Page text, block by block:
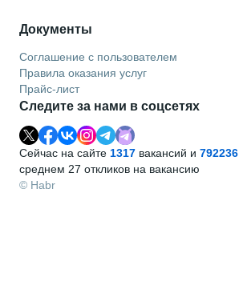
Документы
Соглашение с пользователем
Правила оказания услуг
Прайс-лист
Следите за нами в соцсетях
Сейчас на сайте 1317 вакансий и 792236
среднем 27 откликов на вакансию
© Habr